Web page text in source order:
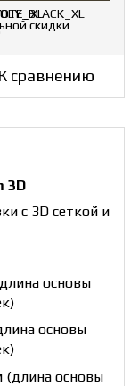
скидки
К сравнению
3D
с 3D сеткой и
основы
основы
(длина основы